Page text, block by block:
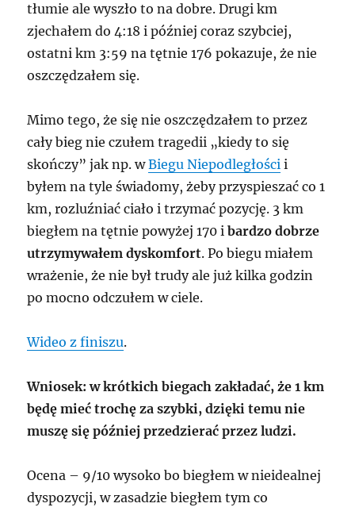
tłumie ale wyszło to na dobre. Drugi km
zjechałem do 4:18 i później coraz szybciej,
ostatni km 3:59 na tętnie 176 pokazuje, że nie
oszczędzałem się.
Mimo tego, że się nie oszczędzałem to przez
cały bieg nie czułem tragedii „kiedy to się
skończy” jak np. wBiegu Niepodległości i
byłem na tyle świadomy, żeby przyspieszać co 1
km, rozluźniać ciało i trzymać pozycję. 3 km
biegłem na tętnie powyżej 170 ibardzo dobrze
utrzymywałem dyskomfort. Po biegu miałem
wrażenie, że nie był trudy ale już kilka godzin
po mocno odczułem w ciele.
Wideo z finiszu.
Wniosek: w krótkich biegach zakładać, że 1 km
będę mieć trochę za szybki, dzięki temu nie
muszę się później przedzierać przez ludzi.
Ocena – 9/10 wysoko bo biegłem w nieidealnej
dyspozycji, w zasadzie biegłem tym co